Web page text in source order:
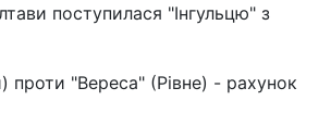
поступилася "Інгульцю" з
проти "Вереса" (Рівне) - рахунок